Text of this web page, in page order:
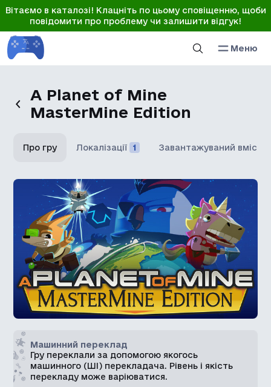
Вітаємо в каталозі! Клацніть по цьому сповіщенню, щоби
повідомити про проблему чи залишити відгук!
Меню
A Planet of Mine
MasterMine Edition
Про гру Локалізації 1 Завантажуваний вміст
Машинний переклад
Гру переклали за допомогою якогось
машинного (ШІ) перекладача. Рівень і якість
перекладу може варіюватися.